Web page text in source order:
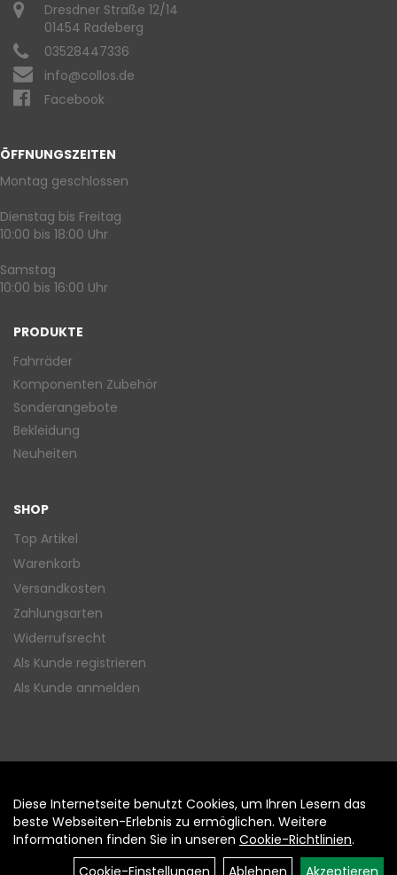
Dresdner Straße 12/14
01454 Radeberg
03528447336
info@collos.de
Facebook
ÖFFNUNGSZEITEN
Montag geschlossen
Dienstag bis Freitag
10:00 bis 18:00 Uhr
Samstag
10:00 bis 16:00 Uhr
PRODUKTE
Fahrräder
Komponenten Zubehör
Sonderangebote
Bekleidung
Neuheiten
SHOP
Top Artikel
Warenkorb
Versandkosten
Zahlungsarten
Widerrufsrecht
Als Kunde registrieren
Als Kunde anmelden
Diese Internetseite benutzt Cookies, um Ihren Lesern das
beste Webseiten-Erlebnis zu ermöglichen. Weitere
Informationen finden Sie in unseren Cookie-Richtlinien.
Cookie-Einstellungen
Ablehnen Akzeptieren
Auftrag widerrufen